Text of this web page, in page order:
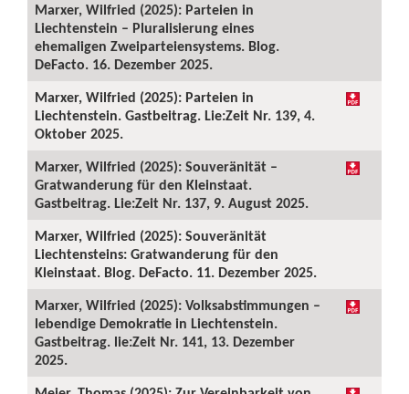
Marxer, Wilfried (2025): Parteien in
Liechtenstein – Pluralisierung eines
ehemaligen Zweiparteiensystems. Blog.
DeFacto. 16. Dezember 2025.
Marxer, Wilfried (2025): Parteien in
Liechtenstein. Gastbeitrag. Lie:Zeit Nr. 139, 4.
Oktober 2025.
Marxer, Wilfried (2025): Souveränität –
Gratwanderung für den Kleinstaat.
Gastbeitrag. Lie:Zeit Nr. 137, 9. August 2025.
Marxer, Wilfried (2025): Souveränität
Liechtensteins: Gratwanderung für den
Kleinstaat. Blog. DeFacto. 11. Dezember 2025.
Marxer, Wilfried (2025): Volksabstimmungen –
lebendige Demokratie in Liechtenstein.
Gastbeitrag. lie:Zeit Nr. 141, 13. Dezember
2025.